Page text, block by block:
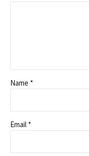
Name *
Email *